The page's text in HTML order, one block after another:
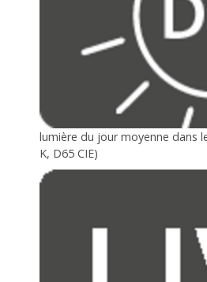
lumière du jour moyenne dans
K, D65 CIE)